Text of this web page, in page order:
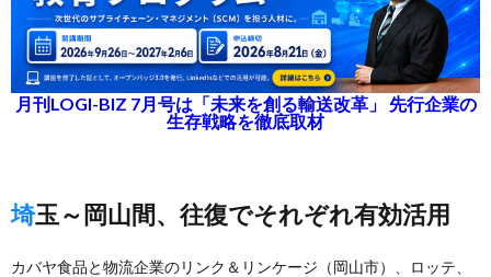
月刊LOGI-BIZ 7月号は「未来を創る輸送改革」 先行企業の
生存戦略を徹底取材
埼玉～岡山間、往復でそれぞれ有効活用
カバヤ食品と物流企業のリンク＆リンケージ（岡山市）、ロッテ、